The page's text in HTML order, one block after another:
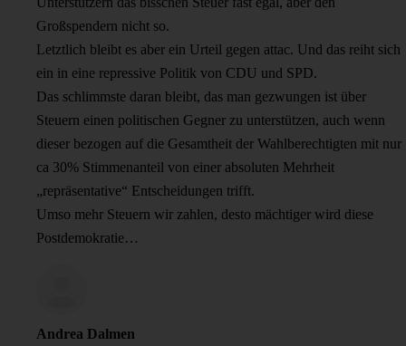
Großspendern nicht so.
Letztlich bleibt es aber ein Urteil gegen attac. Und das reiht sich
ein in eine repressive Politik von CDU und SPD.
Das schlimmste daran bleibt, das man gezwungen ist über
Steuern einen politischen Gegner zu unterstützen, auch wenn
dieser bezogen auf die Gesamtheit der Wahlberechtigten mit nur
ca 30% Stimmenanteil von einer absoluten Mehrheit
„repräsentative“ Entscheidungen trifft.
Umso mehr Steuern wir zahlen, desto mächtiger wird diese
Postdemokratie…
Andrea Dalmen